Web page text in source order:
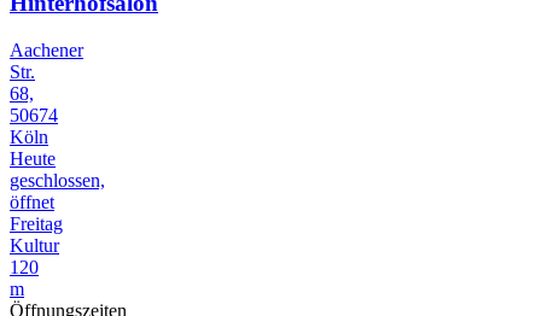
Aachener
Str.
68,
50674
Köln
Heute
geschlossen,
öffnet
Freitag
Kultur
120
m
Öffnungszeiten